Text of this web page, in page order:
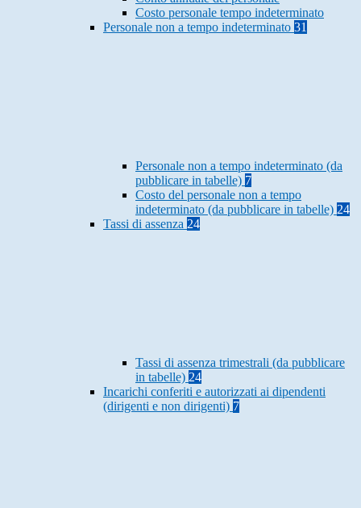
Costo personale tempo indeterminato
Personale non a tempo indeterminato 31
Personale non a tempo indeterminato (da
pubblicare in tabelle) 7
Costo del personale non a tempo
indeterminato (da pubblicare in tabelle) 24
Tassi di assenza 24
Tassi di assenza trimestrali (da pubblicare
in tabelle) 24
Incarichi conferiti e autorizzati ai dipendenti
(dirigenti e non dirigenti) 7